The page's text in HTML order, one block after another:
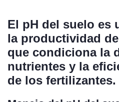
El pH del suelo es
la productividad
que condiciona la
nutrientes y la
de los fertilizantes.